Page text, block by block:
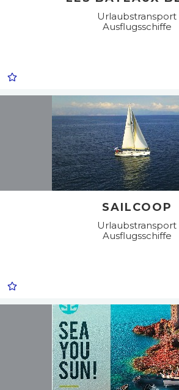
Urlaubstransport
Ausflugsschiffe
SAILCOOP
Urlaubstransport
Ausflugsschiffe